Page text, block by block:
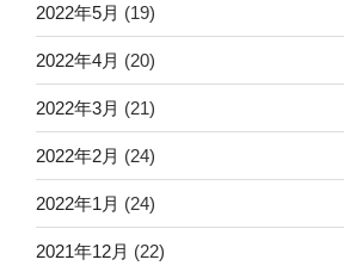
2022年5月 (19)
2022年4月 (20)
2022年3月 (21)
2022年2月 (24)
2022年1月 (24)
2021年12月 (22)